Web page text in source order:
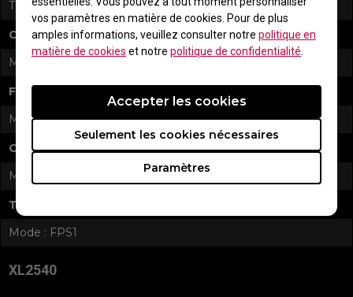
vos paramètres en matière de cookies. Pour de plus
amples informations, veuillez consulter notre politique en
matière de cookies et notre politique de confidentialité
Paramètres
Seulement les cookies nécessaires
Accepter les cookies
TBD
COD : WZ Season3
Mode : Standard
Fortnite
Mode : FPS1
COD : Black ops Cold War
Mode : FPS1
Tarkov mode
Mode : FPS1
XL2540